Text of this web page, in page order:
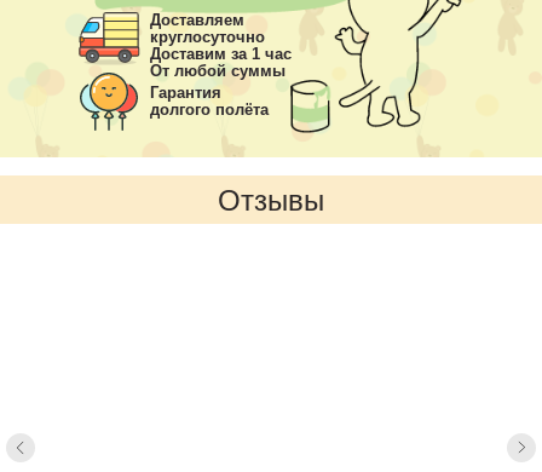
Доставляем
круглосуточно
Доставим за 1 час
От любой суммы
Гарантия
долгого полёта
Отзывы